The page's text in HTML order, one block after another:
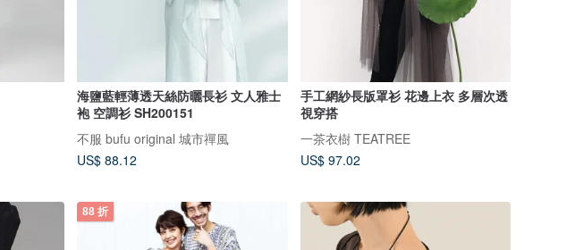
海鹽藍輕薄透天絲防曬長衫 文人雅士
袍 空調衫 SH200151
不服 bufu original 城市禪風
US$ 88.12
手工網紗長版罩衫 花邊上衣 多層次透
視穿搭
一茶衣樹 TEATREE
US$ 97.02
88 折